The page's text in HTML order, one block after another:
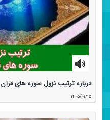
درباره ترتیب نزول سوره های قرآن
۱۴۰۵/۰۱/۱۵